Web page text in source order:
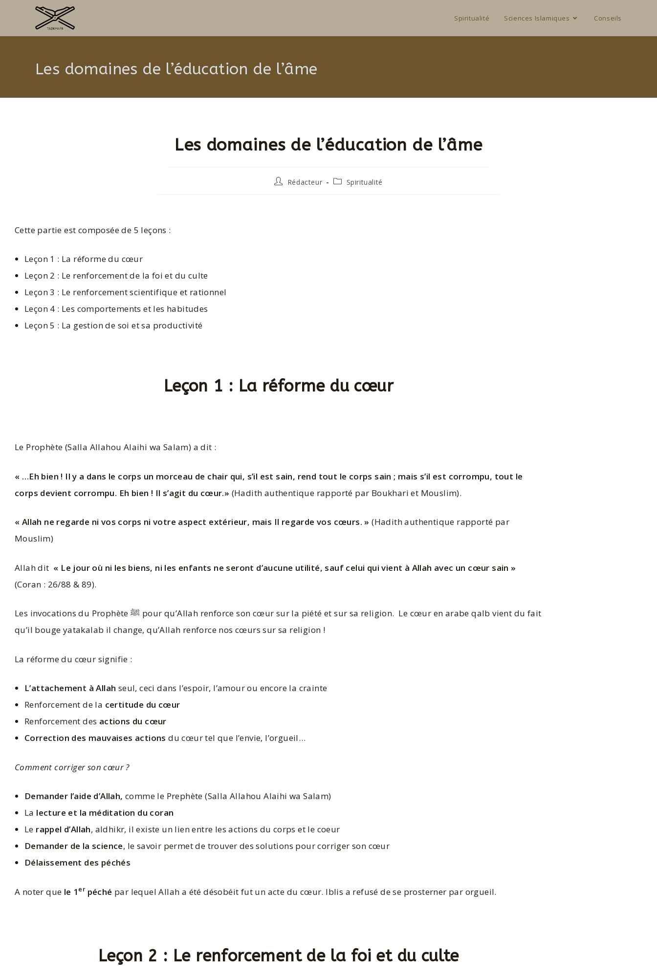
Spiritualité Sciences Islamiques Conseils
Les domaines de l’éducation de l’âme
Les domaines de l’éducation de l’âme
Rédacteur Spiritualité
Cette partie est composée de 5 leçons :
Leçon 1 : La réforme du cœur
Leçon 2 : Le renforcement de la foi et du culte
Leçon 3 : Le renforcement scientifique et rationnel
Leçon 4 : Les comportements et les habitudes
Leçon 5 : La gestion de soi et sa productivité
Leçon 1 : La réforme du cœur
Le Prophète (Salla Allahou Alaihi wa Salam) a dit :
« …Eh bien ! Il y a dans le corps un morceau de chair qui, s’il est sain, rend tout le corps sain ; mais s’il est corrompu, tout le
corps devient corrompu. Eh bien ! Il s’agit du cœur.» (Hadith authentique rapporté par Boukhari et Mouslim).
« Allah ne regarde ni vos corps ni votre aspect extérieur, mais Il regarde vos cœurs. » (Hadith authentique rapporté par
Mouslim)
Allah dit « Le jour où ni les biens, ni les enfants ne seront d’aucune utilité, sauf celui qui vient à Allah avec un cœur sain »
(Coran : 26/88 & 89).
Les invocations du Prophète ﷺ pour qu’Allah renforce son cœur sur la piété et sur sa religion. Le cœur en arabe qalb vient du fait
qu’il bouge yatakalab il change, qu’Allah renforce nos cœurs sur sa religion !
La réforme du cœur signifie :
L’attachement à Allah seul, ceci dans l’espoir, l’amour ou encore la crainte
Renforcement de la certitude du cœur
Renforcement des actions du cœur
Correction des mauvaises actions du cœur tel que l’envie, l’orgueil…
Comment corriger son cœur ?
Demander l’aide d’Allah, comme le Prephète (Salla Allahou Alaihi wa Salam)
La lecture et la méditation du coran
Le rappel d’Allah, aldhikr, il existe un lien entre les actions du corps et le coeur
Demander de la science, le savoir permet de trouver des solutions pour corriger son cœur
Délaissement des péchés
A noter que le 1 erpéché par lequel Allah a été désobéit fut un acte du cœur. Iblis a refusé de se prosterner par orgueil.
Leçon 2 : Le renforcement de la foi et du culte